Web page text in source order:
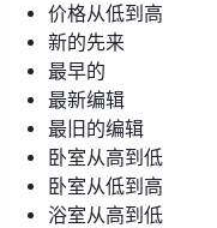
价格从低到高
新的先来
最早的
最新编辑
最旧的编辑
卧室从高到低
卧室从低到高
浴室从高到低